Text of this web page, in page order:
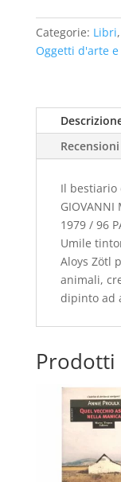
di
Aloys
Zötl
ESAURITO
usato
Categorie: Libri,
Oggetti d'arte
Recensioni
Il bestiario
GIOVANNI
1979 / 96
Umile
Aloys Zötl
animali,
dipinto ad